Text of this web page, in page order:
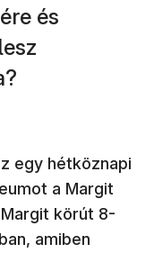
és
egy hétköznapi
a Margit
körút 8-
amiben